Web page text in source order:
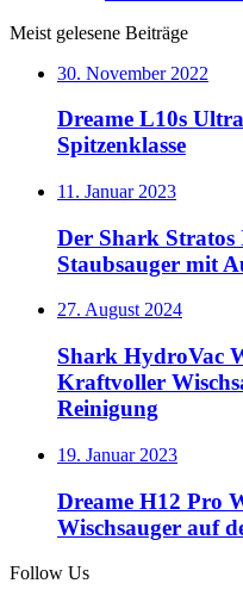
Meist gelesene Beiträge
30. November 2022
Dreame L10s
Spitzenklasse
11. Januar 2023
Der Shark
Staubsauger mit
27. August 2024
Shark HydroVac
Kraftvoller
Reinigung
19. Januar 2023
Dreame H12 Pro
Wischsauger auf
Follow Us